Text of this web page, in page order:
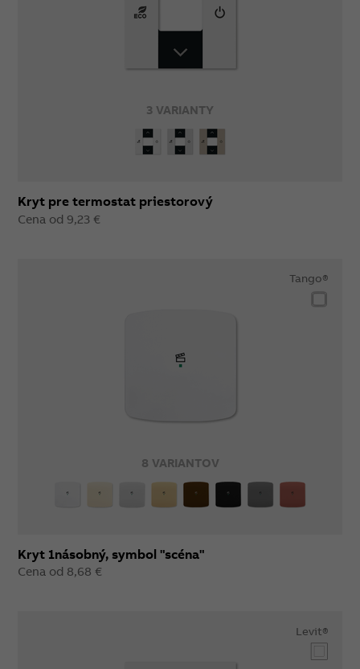
3 VARIANTY
Kryt pre termostat priestorový
Cena od 9,23 €
8 VARIANTOV
Tango®
Kryt 1násobný, symbol "scéna"
Cena od 8,68 €
Levit®